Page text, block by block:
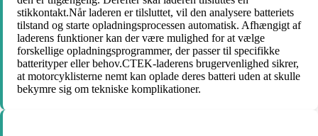
stikkontakt.Når laderen er tilsluttet, vil den analysere batteriets
tilstand og starte opladningsprocessen automatisk. Afhængigt af
laderens funktioner kan der være mulighed for at vælge
forskellige opladningsprogrammer, der passer til specifikke
batterityper eller behov.CTEK-laderens brugervenlighed sikrer,
at motorcyklisterne nemt kan oplade deres batteri uden at skulle
bekymre sig om tekniske komplikationer.